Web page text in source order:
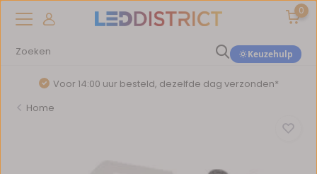
0
Keuzehulp
Voor 14:00 uur besteld, dezelfde dag verzonden*
Home